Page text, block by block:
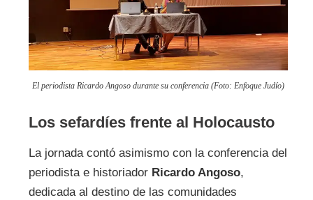
El periodista Ricardo Angoso durante su conferencia (Foto: Enfoque Judío)
Los sefardíes frente al Holocausto
La jornada contó asimismo con la conferencia del
periodista e historiador Ricardo Angoso,
dedicada al destino de las comunidades